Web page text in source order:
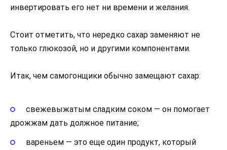
инвертировать его нет ни времени и желания.
Стоит отметить, что нередко сахар заменяют не
только глюкозой, но и другими компонентами.
Итак, чем самогонщики обычно замещают сахар:
свежевыжатым сладким соком — он помогает
дрожжам дать должное питание;
вареньем — это еще один продукт, который